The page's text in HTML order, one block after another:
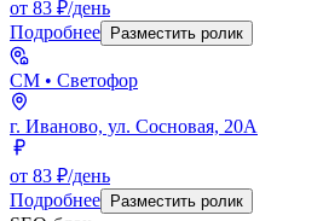
от 83 ₽/день
Подробнее
Разместить ролик
СМ • Светофор
г. Иваново, ул. Сосновая, 20А
от 83 ₽/день
Подробнее
Разместить ролик